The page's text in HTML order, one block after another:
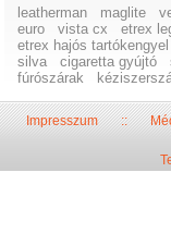
leatherman maglite
euro
vista cx etrex
etrex hajós tartókengyel
silva
cigaretta gyújtó
fúrószárak
Impresszum::